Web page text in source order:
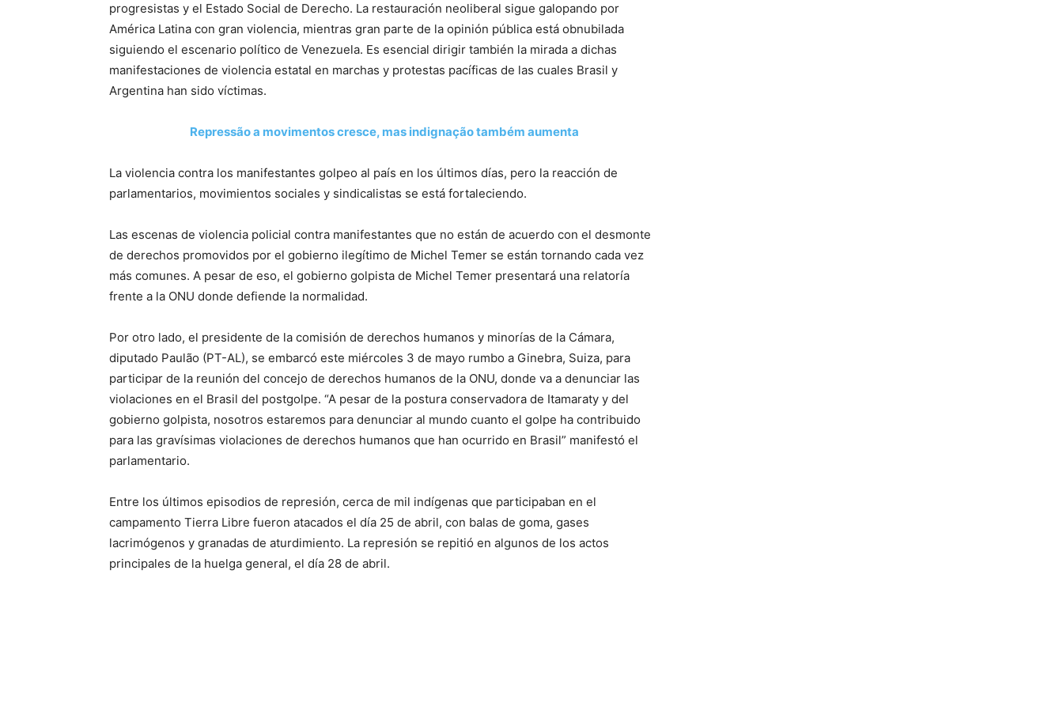
progresistas y el Estado Social de Derecho. La restauración neoliberal sigue galopando por
América Latina con gran violencia, mientras gran parte de la opinión pública está obnubilada
siguiendo el escenario político de Venezuela. Es esencial dirigir también la mirada a dichas
manifestaciones de violencia estatal en marchas y protestas pacíficas de las cuales Brasil y
Argentina han sido víctimas.
Repressão a movimentos cresce, mas indignação também aumenta
La violencia contra los manifestantes golpeo al país en los últimos días, pero la reacción de
parlamentarios, movimientos sociales y sindicalistas se está fortaleciendo.
Las escenas de violencia policial contra manifestantes que no están de acuerdo con el desmonte
de derechos promovidos por el gobierno ilegítimo de Michel Temer se están tornando cada vez
más comunes. A pesar de eso, el gobierno golpista de Michel Temer presentará una relatoría
frente a la ONU donde defiende la normalidad.
Por otro lado, el presidente de la comisión de derechos humanos y minorías de la Cámara,
diputado Paulão (PT-AL), se embarcó este miércoles 3 de mayo rumbo a Ginebra, Suiza, para
participar de la reunión del concejo de derechos humanos de la ONU, donde va a denunciar las
violaciones en el Brasil del postgolpe. “A pesar de la postura conservadora de Itamaraty y del
gobierno golpista, nosotros estaremos para denunciar al mundo cuanto el golpe ha contribuido
para las gravísimas violaciones de derechos humanos que han ocurrido en Brasil” manifestó el
parlamentario.
Entre los últimos episodios de represión, cerca de mil indígenas que participaban en el
campamento Tierra Libre fueron atacados el día 25 de abril, con balas de goma, gases
lacrimógenos y granadas de aturdimiento. La represión se repitió en algunos de los actos
principales de la huelga general, el día 28 de abril.